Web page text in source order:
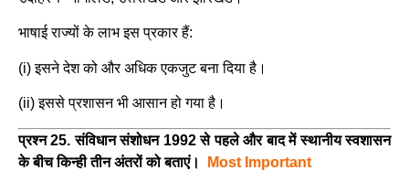
भाषाई राज्यों के लाभ इस प्रकार हैं:
(i) इसने देश को और अधिक एकजुट बना दिया है।
(ii) इससे प्रशासन भी आसान हो गया है।
प्रश्न 25. संविधान संशोधन 1992 से पहले और बाद में स्थानीय स्वशासन
के बीच किन्ही तीन अंतरों को बताएं।
Most Important